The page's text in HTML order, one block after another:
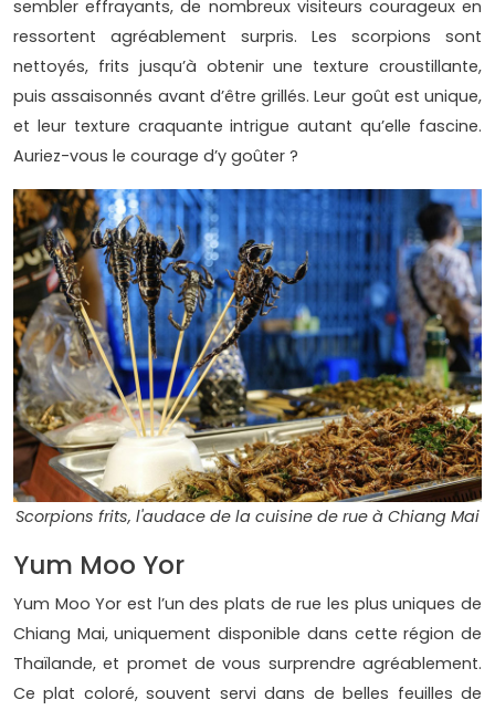
sembler effrayants, de nombreux visiteurs courageux en
ressortent agréablement surpris. Les scorpions sont
nettoyés, frits jusqu’à obtenir une texture croustillante,
puis assaisonnés avant d’être grillés. Leur goût est unique,
et leur texture craquante intrigue autant qu’elle fascine.
Auriez-vous le courage d’y goûter ?
Scorpions frits, l'audace de la cuisine de rue à Chiang Mai
Yum Moo Yor
Yum Moo Yor est l’un des plats de rue les plus uniques de
Chiang Mai, uniquement disponible dans cette région de
Thaïlande, et promet de vous surprendre agréablement.
Ce plat coloré, souvent servi dans de belles feuilles de